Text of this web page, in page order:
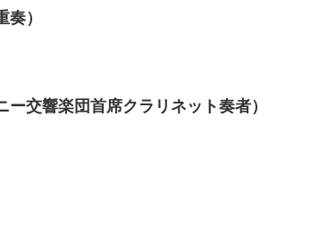
）
交響楽団首席クラリネット奏者）